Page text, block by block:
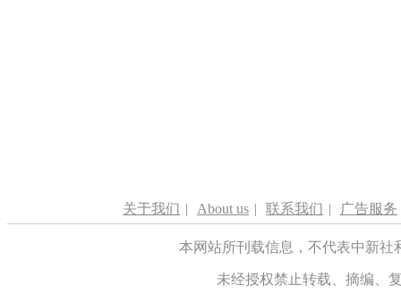
关于我们 | About us | 联系我们 | 广告服务
本网站所刊载信息，不代表中新
未经授权禁止转载、摘编、